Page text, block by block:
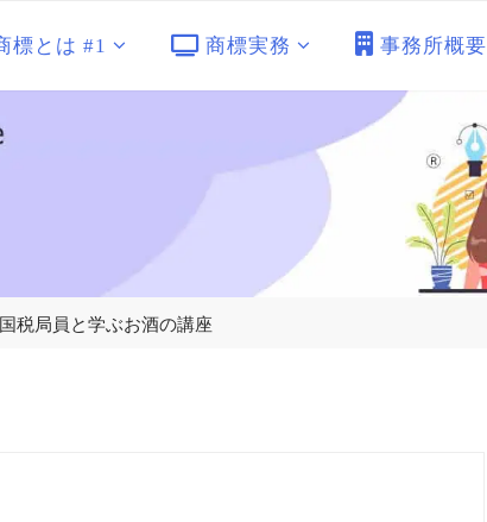
標とは #1 商標実務 事務所概要
税局員と学ぶお酒の講座